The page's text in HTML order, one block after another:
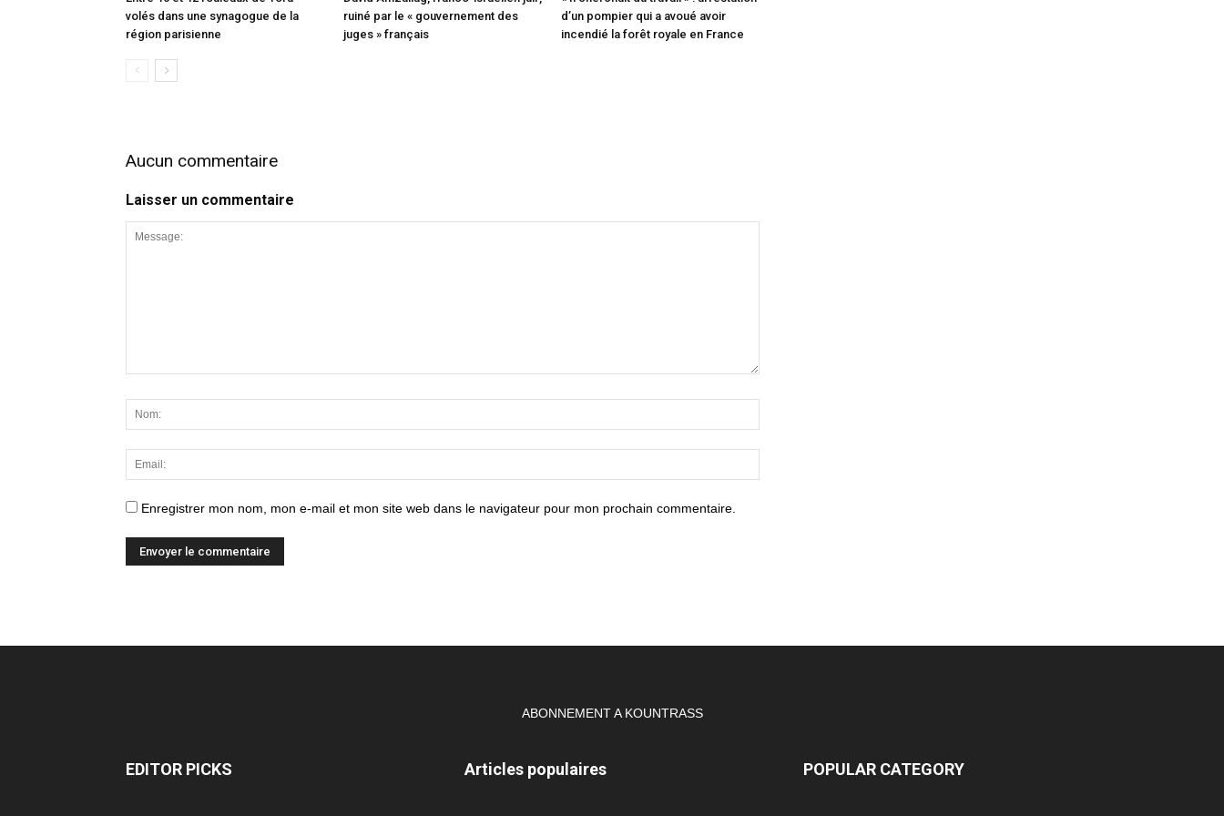
volés dans une synagogue de la
région parisienne
ruiné par le « gouvernement des
juges » français
d’un pompier qui a avoué avoir
incendié la forêt royale en France
Aucun commentaire
Laisser un commentaire
Enregistrer mon nom, mon e-mail et mon site web dans le navigateur pour mon prochain commentaire.
ABONNEMENT A KOUNTRASS
EDITOR PICKS Articles populaires POPULAR CATEGORY